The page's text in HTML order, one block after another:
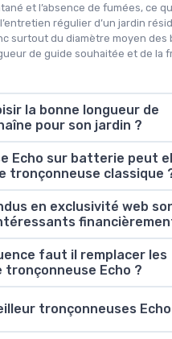
et l’absence de fumées, ce
régulier d’un jardin
surtout du diamètre moyen des
de guide souhaitée et de la
la bonne longueur de
pour son jardin ?
Echo sur batterie peut
tronçonneuse classique
en exclusivité web
faut il remplacer les
tronçonneuse Echo ?
tronçonneuses